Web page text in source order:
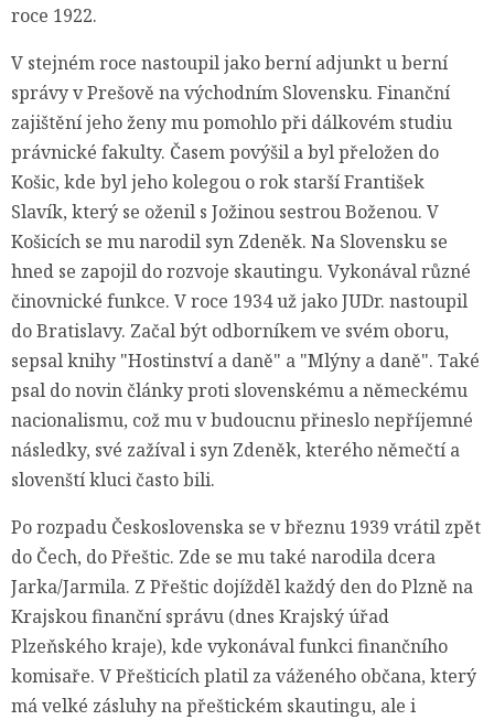
roce 1922.
V stejném roce nastoupil jako berní adjunkt u berní
správy v Prešově na východním Slovensku. Finanční
zajištění jeho ženy mu pomohlo při dálkovém studiu
právnické fakulty. Časem povýšil a byl přeložen do
Košic, kde byl jeho kolegou o rok starší František
Slavík, který se oženil s Jožinou sestrou Boženou. V
Košicích se mu narodil syn Zdeněk. Na Slovensku se
hned se zapojil do rozvoje skautingu. Vykonával různé
činovnické funkce. V roce 1934 už jako JUDr. nastoupil
do Bratislavy. Začal být odborníkem ve svém oboru,
sepsal knihy "Hostinství a daně" a "Mlýny a daně". Také
psal do novin články proti slovenskému a německému
nacionalismu, což mu v budoucnu přineslo nepříjemné
následky, své zažíval i syn Zdeněk, kterého němečtí a
slovenští kluci často bili.
Po rozpadu Československa se v březnu 1939 vrátil zpět
do Čech, do Přeštic. Zde se mu také narodila dcera
Jarka/Jarmila. Z Přeštic dojížděl každý den do Plzně na
Krajskou finanční správu (dnes Krajský úřad
Plzeňského kraje), kde vykonával funkci finančního
komisaře. V Přešticích platil za váženého občana, který
má velké zásluhy na přeštickém skautingu, ale i